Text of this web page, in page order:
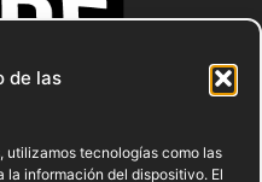
de las
utilizamos tecnologías como las
información del dispositivo. El